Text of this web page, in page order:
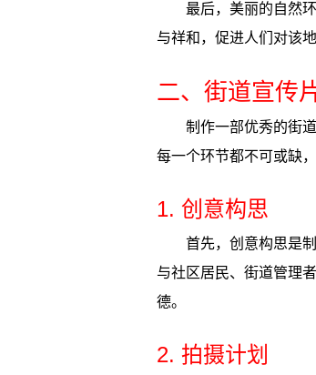
最后，美丽的自然
与祥和，促进人们对该
二、街道宣传
制作一部优秀的街
每一个环节都不可或缺，
1. 创意构思
首先，创意构思是
与社区居民、街道管理
德。
2. 拍摄计划